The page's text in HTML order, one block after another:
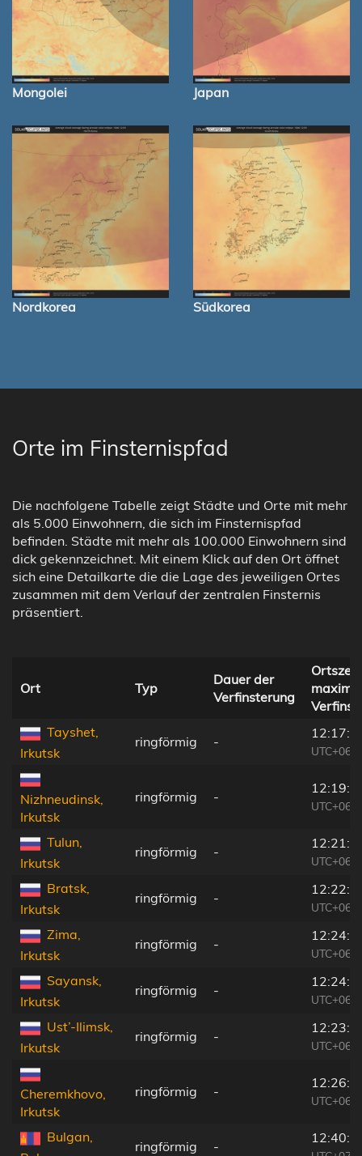
Mongolei Japan
Nordkorea Südkorea
Orte im Finsternispfad
Die nachfolgene Tabelle zeigt Städte und Orte mit mehr
als 5.000 Einwohnern, die sich im Finsternispfad
befinden. Städte mit mehr als 100.000 Einwohnern sind
dick gekennzeichnet. Mit einem Klick auf den Ort öffnet
sich eine Detailkarte die die Lage des jeweiligen Ortes
zusammen mit dem Verlauf der zentralen Finsternis
präsentiert.
Ort Typ
Dauer der
Verfinsterung
Tayshet,
Irkutsk
ringförmig -
Nizhneudinsk,
Irkutsk
ringförmig -
Tulun,
Irkutsk
ringförmig -
Bratsk,
Irkutsk
ringförmig -
Zima,
Irkutsk
ringförmig -
Sayansk,
Irkutsk
ringförmig -
Ust’-Ilimsk,
Irkutsk
ringförmig -
Cheremkhovo,
Irkutsk
ringförmig -
Bulgan,
ringförmig -